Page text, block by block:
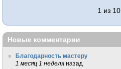
1 из 10
Новые комментарии
Благодарность мастеру
1 месяц 1 неделя назад